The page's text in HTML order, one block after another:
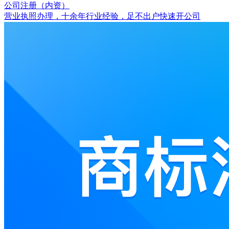
公司注册（内资）
营业执照办理，十余年行业经验，足不出户快速开公司